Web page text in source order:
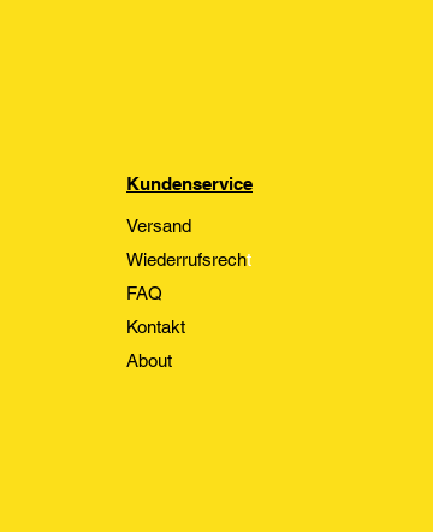
Kundenservice
Versand
Wiederrufsrecht
FAQ
Kontakt
About